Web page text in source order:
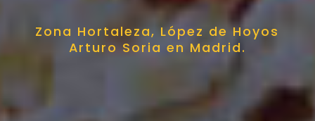
Zona Hortaleza, López de Hoyos
Arturo Soria en Madrid.